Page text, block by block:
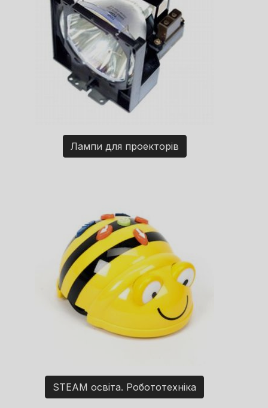
Лампи для проекторів
STEAM освіта. Робототехніка